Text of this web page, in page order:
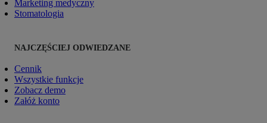
Marketing medyczny
Stomatologia
NAJCZĘŚCIEJ ODWIEDZANE
Cennik
Wszystkie funkcje
Zobacz demo
Załóż konto